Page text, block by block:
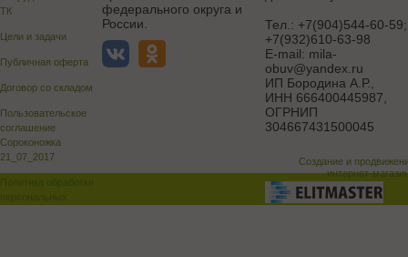
ТК
Цели и задачи
Публичная оферта
Договор со складом
Пользовательское
соглашение
Сороконожка
21_07_2017
федерального округа и
России.
Тел.: +7(904)544-60-59;
+7(932)610-63-98
E-mail: mila-
obuv@yandex.ru
ИП Бородина А.Р.
ИНН 666400445987,
ОГРНИП
304667431500045
Создание и
интернет-